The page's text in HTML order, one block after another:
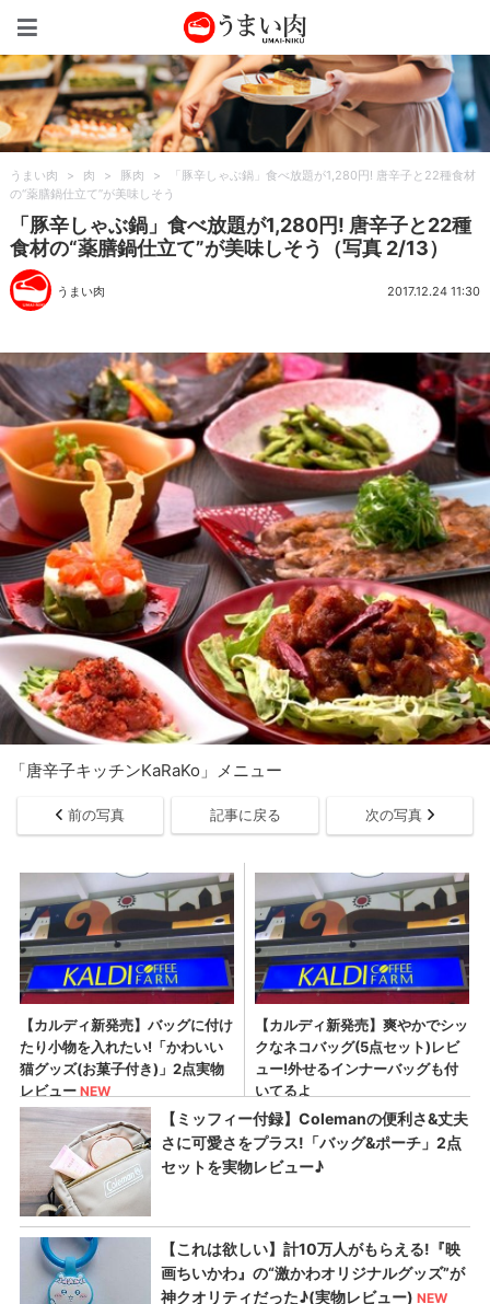
うまい肉 > 肉 > 豚肉 >
「豚辛しゃぶ鍋」食べ放題が1,280円! 唐辛子と22種食材
の“薬膳鍋仕立て”が美味しそう
「豚辛しゃぶ鍋」食べ放題が1,280円! 唐辛子と22種
食材の“薬膳鍋仕立て”が美味しそう（写真 2/13）
うまい肉 2017.12.24 11:30
「唐辛子キッチンKaRaKo」メニュー
前の写真 記事に戻る 次の写真